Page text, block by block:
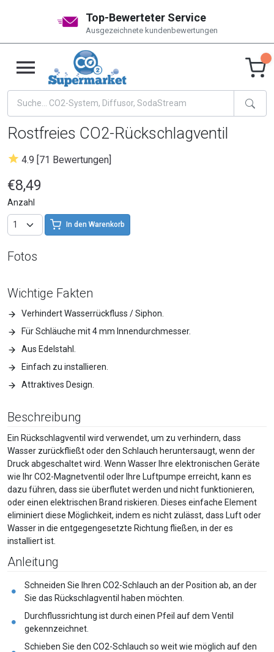
Top-Bewerteter Service
Ausgezeichnete kundenbewertungen
Rostfreies CO2-Rückschlagventil
4.9 [71 Bewertungen]
€8,49
Anzahl
In den Warenkorb
Wichtige Fakten
Verhindert Wasserrückfluss / Siphon.
Für Schläuche mit 4 mm Innendurchmesser.
Aus Edelstahl.
Einfach zu installieren.
Attraktives Design.
Beschreibung
Ein Rückschlagventil wird verwendet, um zu verhindern, dass
Wasser zurückfließt oder den Schlauch heruntersaugt, wenn der
Druck abgeschaltet wird. Wenn Wasser Ihre elektronischen Geräte
wie Ihr CO2-Magnetventil oder Ihre Luftpumpe erreicht, kann es
dazu führen, dass sie überflutet werden und nicht funktionieren,
oder einen elektrischen Brand riskieren. Dieses einfache Element
eliminiert diese Möglichkeit, indem es nicht zulässt, dass Luft oder
Wasser in die entgegengesetzte Richtung fließen, in der es
installiert ist.
Anleitung
Schneiden Sie Ihren CO2-Schlauch an der Position ab, an der
Sie das Rückschlagventil haben möchten.
Durchflussrichtung ist durch einen Pfeil auf dem Ventil
gekennzeichnet.
Schieben Sie den CO2-Schlauch so weit wie möglich auf den
Fotos